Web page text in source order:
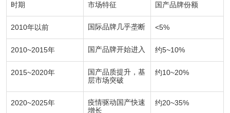
时期 市场特征 国产品牌份额
2010年以前 国际品牌几乎垄断 <5%
2010~2015年 国产品牌开始进入 约5~10%
2015~2020年
国产品质提升，基
层市场突破
约10~20%
2020~2025年
疫情驱动国产快速
增长
约20~35%